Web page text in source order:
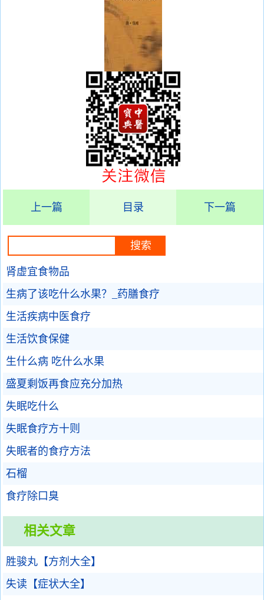
上一篇 目录 下一篇
肾虚宜食物品
生病了该吃什么水果？_药膳食疗
生活疾病中医食疗
生活饮食保健
生什么病 吃什么水果
盛夏剩饭再食应充分加热
失眠吃什么
失眠食疗方十则
失眠者的食疗方法
石榴
食疗除口臭
相关文章
胜骏丸【方剂大全】
失读【症状大全】